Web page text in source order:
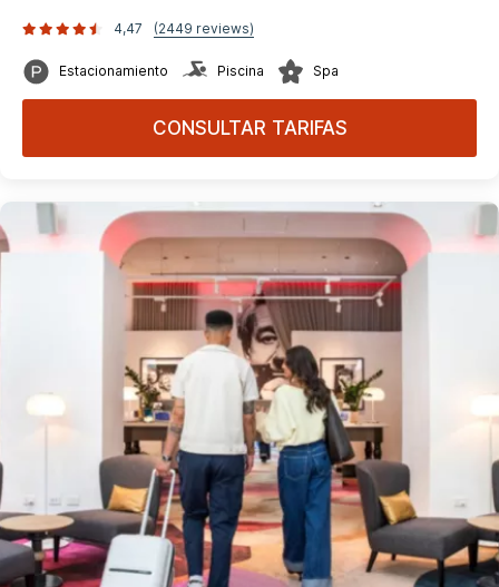
4,47 (2449 reviews)
Estacionamiento Piscina Spa
CONSULTAR TARIFAS